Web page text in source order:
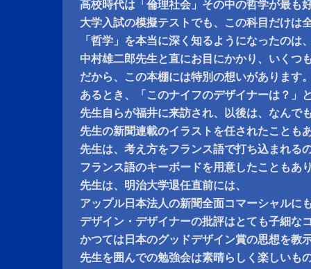
高校時代は「倫理社会」その中の哲学が最も
大学入試の模擬テストでも、この科目だけは
「哲学」を本当に深く知るようになったのは
中村雄二郎先生と直にお目にかかり、いくつ
だから、この本棚には特別の想いがあります
あるとき、「このナイフのデザイナーは？」
先生自らが福井に来訪され、以後は、なんで
先生の新聞連載のイラストを任されたことも
先生は、考え方をフランス語で打ち込まれる
フランス語のキーボードを用意したこともあ
先生は、明治大学退任直前には、
アップル日本法人の新聞全面コマーシャルに
デザイン・デザイナーの批評はとても子細な
かつては日本のグッドデザイン賞の思想を教
先生を囲んでの勉強会は素晴らしく楽しいも